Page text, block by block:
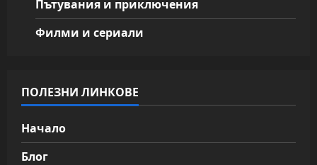
Пътувания и приключения
Филми и сериали
ПОЛЕЗНИ ЛИНКОВЕ
Начало
Блог